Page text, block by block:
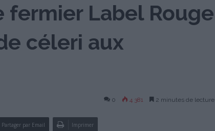
fermier Label Rouge
céleri aux
0 4 381 2 minutes de lecture
Partager par Email Imprimer